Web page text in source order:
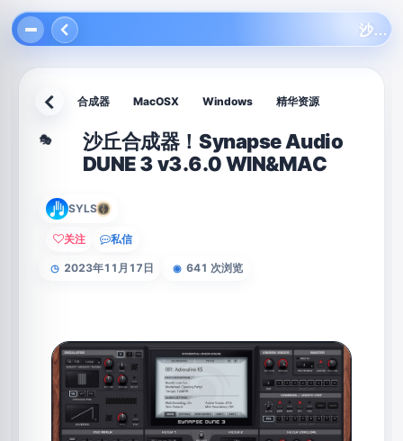
返回 合成器 MacOSX Windows 精华资源
🎭
沙丘合成器！Synapse Audio
DUNE 3 v3.6.0 WIN&MAC
SYLS
关注 私信
◷ 2023年11月17日 ◉ 641 次浏览
沙丘合成器！Synapse Audio DUNE 3 v3.6.0 WIN&MAC